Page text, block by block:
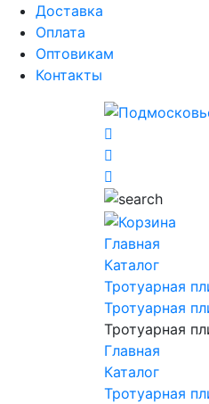
Доставка
Оплата
Оптовикам
Контакты
Главная
Каталог
Тротуарная
Тротуарная
Тротуарная
Главная
Каталог
Тротуарная